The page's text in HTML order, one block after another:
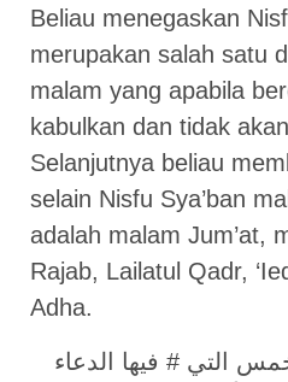
Beliau menegaskan
merupakan salah satu
malam yang apabila
kabulkan dan tidak
Selanjutnya beliau
selain Nisfu Sya’ban
adalah malam Jum’at,
Rajab, Lailatul Qadr,
Adha.
التي # فيها الدعاء